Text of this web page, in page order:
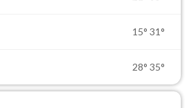
15° 31°
28° 35°